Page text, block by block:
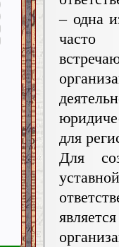
– одна
часто
для
Для